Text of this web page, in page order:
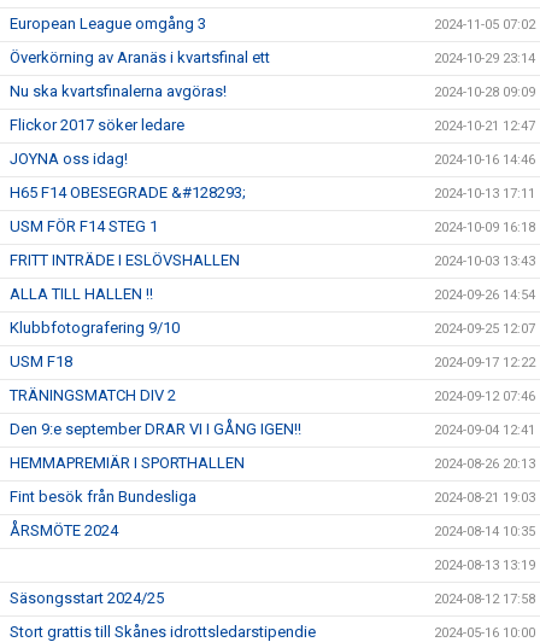
European League omgång 3 2024-11-05 07:02
Överkörning av Aranäs i kvartsfinal ett 2024-10-29 23:14
Nu ska kvartsfinalerna avgöras! 2024-10-28 09:09
Flickor 2017 söker ledare 2024-10-21 12:47
JOYNA oss idag! 2024-10-16 14:46
H65 F14 OBESEGRADE &#128293; 2024-10-13 17:11
USM FÖR F14 STEG 1 2024-10-09 16:18
FRITT INTRÄDE I ESLÖVSHALLEN 2024-10-03 13:43
ALLA TILL HALLEN !! 2024-09-26 14:54
Klubbfotografering 9/10 2024-09-25 12:07
USM F18 2024-09-17 12:22
TRÄNINGSMATCH DIV 2 2024-09-12 07:46
Den 9:e september DRAR VI I GÅNG IGEN!! 2024-09-04 12:41
HEMMAPREMIÄR I SPORTHALLEN 2024-08-26 20:13
Fint besök från Bundesliga 2024-08-21 19:03
ÅRSMÖTE 2024 2024-08-14 10:35
2024-08-13 13:19
Säsongsstart 2024/25 2024-08-12 17:58
Stort grattis till Skånes idrottsledarstipendie 2024-05-16 10:00